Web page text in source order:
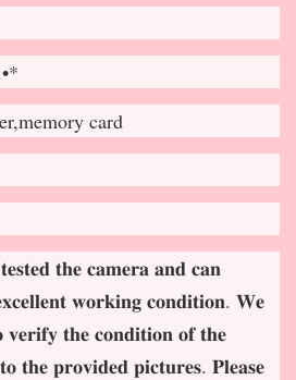
card
𝐭𝐡𝐞 𝐜𝐚𝐦𝐞𝐫𝐚 𝐚𝐧𝐝 𝐜𝐚𝐧
𝐰𝐨𝐫𝐤𝐢𝐧𝐠 𝐜𝐨𝐧𝐝𝐢𝐭𝐢𝐨𝐧. 𝐖𝐞
𝐭𝐡𝐞 𝐜𝐨𝐧𝐝𝐢𝐭𝐢𝐨𝐧 𝐨𝐟 𝐭𝐡𝐞
𝐭𝐡𝐞 𝐩𝐫𝐨𝐯𝐢𝐝𝐞𝐝 𝐩𝐢𝐜𝐭𝐮𝐫𝐞𝐬. 𝐏𝐥𝐞𝐚𝐬𝐞